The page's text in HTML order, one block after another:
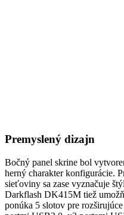
Premyslený dizajn
Bočný panel skrine bol
herný charakter konfigurácie.
sieťoviny sa zase vyznačuje
Darkflash DK415M tiež
ponúka 5 slotov pre